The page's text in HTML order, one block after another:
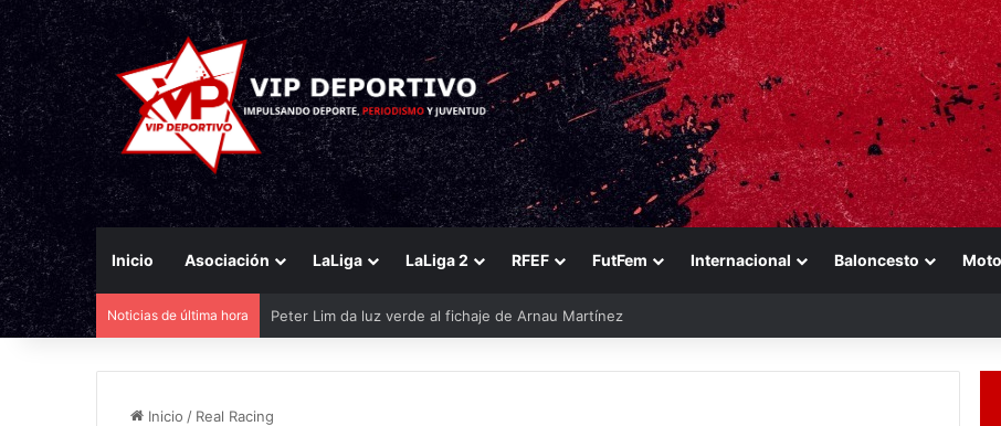
Inicio Asociación LaLiga LaLiga 2 RFEF FutFem Internacional Baloncesto
Noticias de última hora Peter Lim da luz verde al fichaje de Arnau Martínez
Inicio / Real Racing